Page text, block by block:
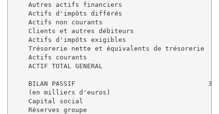
Autres actifs financiers
Actifs d'impôts différés
Actifs non courants
Clients et autres débiteurs
Actifs d'impôts exigibles
Trésorerie nette et équivalents de trésorerie
Actifs courants
ACTIF TOTAL GENERAL
BILAN PASSIF
    (en milliers d'euros)
Capital social
Réserves groupe